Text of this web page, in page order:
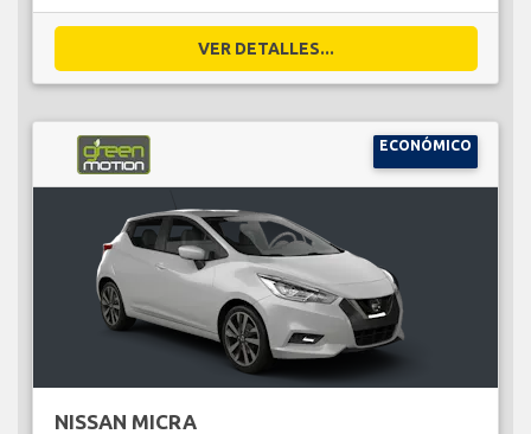
VER DETALLES...
ECONÓMICO
NISSAN MICRA